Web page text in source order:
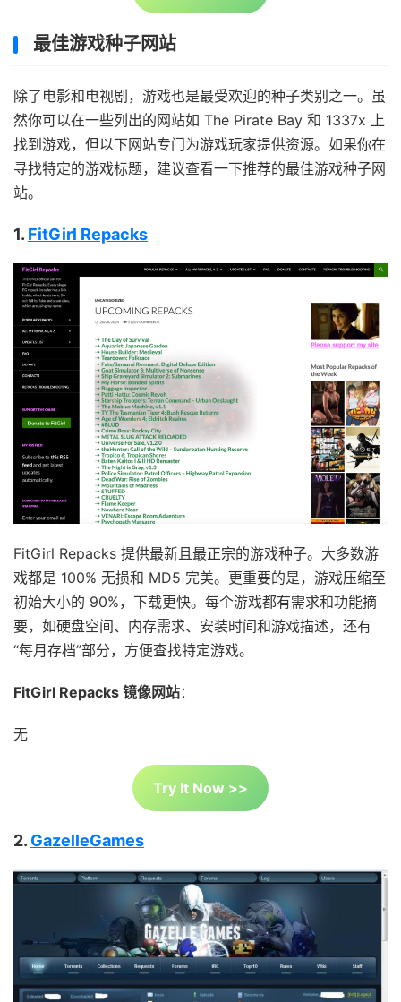
最佳游戏种子网站
除了电影和电视剧，游戏也是最受欢迎的种子类别之一。虽
然你可以在一些列出的网站如 The Pirate Bay 和 1337x 上
找到游戏，但以下网站专门为游戏玩家提供资源。如果你在
寻找特定的游戏标题，建议查看一下推荐的最佳游戏种子网
站。
1. FitGirl Repacks
FitGirl Repacks 提供最新且最正宗的游戏种子。大多数游
戏都是 100% 无损和 MD5 完美。更重要的是，游戏压缩至
初始大小的 90%，下载更快。每个游戏都有需求和功能摘
要，如硬盘空间、内存需求、安装时间和游戏描述，还有
“每月存档”部分，方便查找特定游戏。
FitGirl Repacks 镜像网站：
无
Try It Now >>
2. GazelleGames